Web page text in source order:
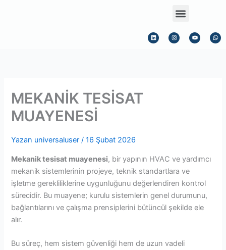
Menu
L
i
n
I
n
s
Y
o
u
W
h
a
MEKANİK TESİSAT
MUAYENESİ
Yazan universaluser/16 Şubat 2026
Mekanik tesisat muayenesi, bir yapının HVAC ve yardımcı
mekanik sistemlerinin projeye, teknik standartlara ve
işletme gerekliliklerine uygunluğunu değerlendiren kontrol
sürecidir. Bu muayene; kurulu sistemlerin genel durumunu,
bağlantılarını ve çalışma prensiplerini bütüncül şekilde ele
alır.
Bu süreç, hem sistem güvenliği hem de uzun vadeli